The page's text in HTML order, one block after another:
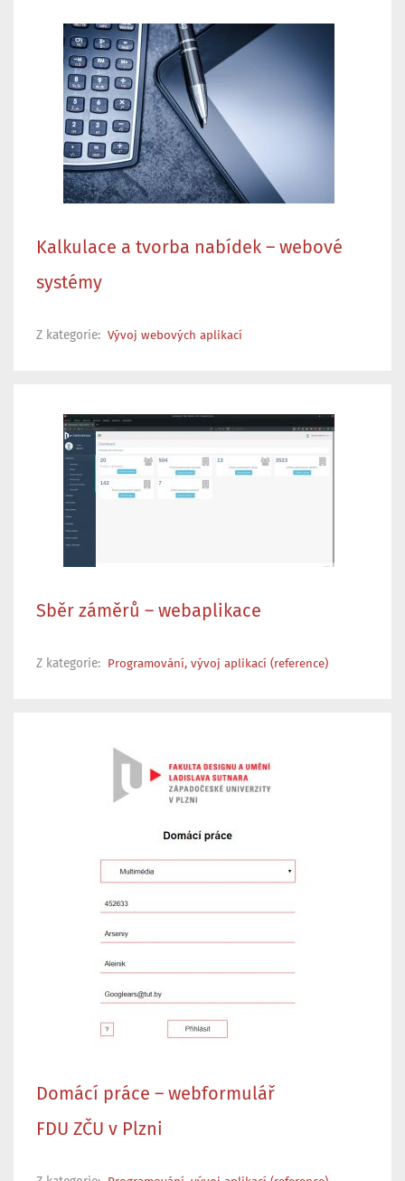
Kalkulace a tvorba nabídek – webové
systémy
Z kategorie: Vývoj webových aplikací
Sběr záměrů – webaplikace
Z kategorie: Programování, vývoj aplikací (reference)
Domácí práce – webformulář
FDU ZČU v Plzni